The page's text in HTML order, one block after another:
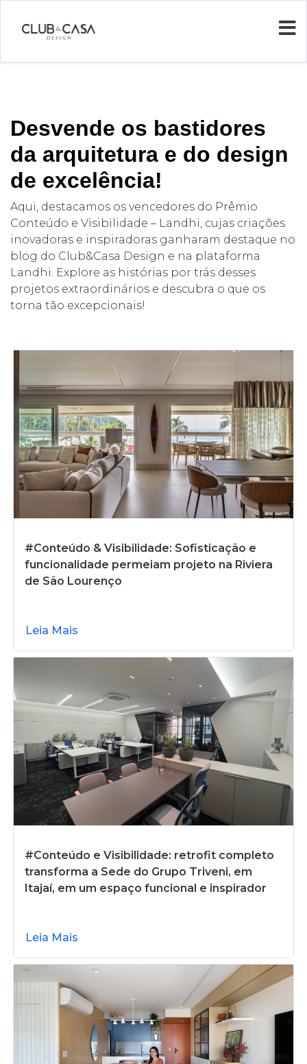
Desvende os bastidores
da arquitetura e do design
de excelência!
Aqui, destacamos os vencedores do Prêmio
Conteúdo e Visibilidade – Landhi, cujas criações
inovadoras e inspiradoras ganharam destaque no
blog do Club&Casa Design e na plataforma
Landhi. Explore as histórias por trás desses
projetos extraordinários e descubra o que os
torna tão excepcionais!
#Conteúdo & Visibilidade: Sofisticação e
funcionalidade permeiam projeto na Riviera
de São Lourenço
Leia Mais
#Conteúdo e Visibilidade: retrofit completo
transforma a Sede do Grupo Triveni, em
Itajaí, em um espaço funcional e inspirador
Leia Mais